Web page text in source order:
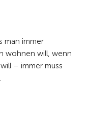
man immer
wohnen will, wenn
– immer muss